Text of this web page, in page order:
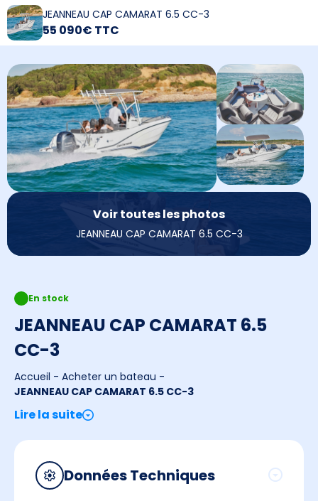
JEANNEAU CAP CAMARAT 6.5 CC-3
55 090€ TTC
Voir toutes les photos
JEANNEAU CAP CAMARAT 6.5 CC-3
En stock
JEANNEAU CAP CAMARAT 6.5
CC-3
Accueil - Acheter un bateau -
JEANNEAU CAP CAMARAT 6.5 CC-3
Lire la suite
Données Techniques